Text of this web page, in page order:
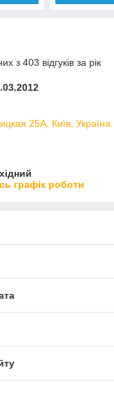
з 403 відгуків за рік
25А, Київ, Україна
графік роботи